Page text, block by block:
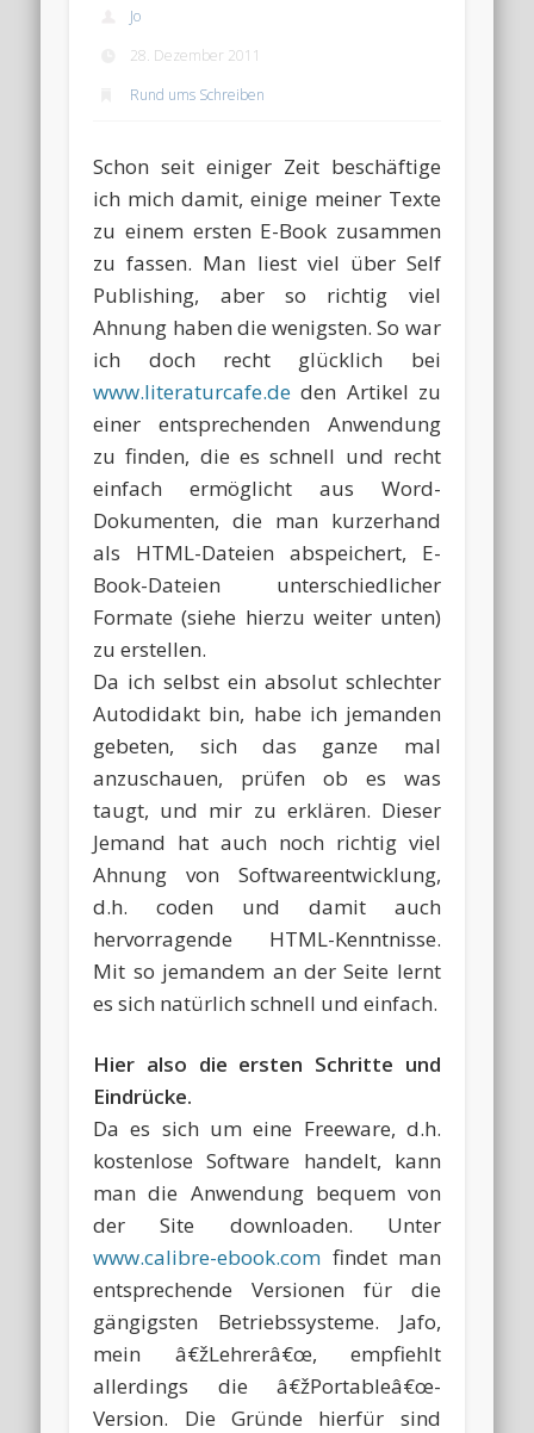
Jo
28. Dezember 2011
Rund ums Schreiben
Schon seit einiger Zeit beschäftige
ich mich damit, einige meiner Texte
zu einem ersten E-Book zusammen
zu fassen. Man liest viel über Self
Publishing, aber so richtig viel
Ahnung haben die wenigsten. So war
ich doch recht glücklich bei
www.literaturcafe.de den Artikel zu
einer entsprechenden Anwendung
zu finden, die es schnell und recht
einfach ermöglicht aus Word-
Dokumenten, die man kurzerhand
als HTML-Dateien abspeichert, E-
Book-Dateien unterschiedlicher
Formate (siehe hierzu weiter unten)
zu erstellen.
Da ich selbst ein absolut schlechter
Autodidakt bin, habe ich jemanden
gebeten, sich das ganze mal
anzuschauen, prüfen ob es was
taugt, und mir zu erklären. Dieser
Jemand hat auch noch richtig viel
Ahnung von Softwareentwicklung,
d.h. coden und damit auch
hervorragende HTML-Kenntnisse.
Mit so jemandem an der Seite lernt
es sich natürlich schnell und einfach.
Hier also die ersten Schritte und
Eindrücke.
Da es sich um eine Freeware, d.h.
kostenlose Software handelt, kann
man die Anwendung bequem von
der Site downloaden. Unter
www.calibre-ebook.com findet man
entsprechende Versionen für die
gängigsten Betriebssysteme. Jafo,
mein â€žLehrerâ€œ, empfiehlt
allerdings die â€žPortableâ€œ-
Version. Die Gründe hierfür sind